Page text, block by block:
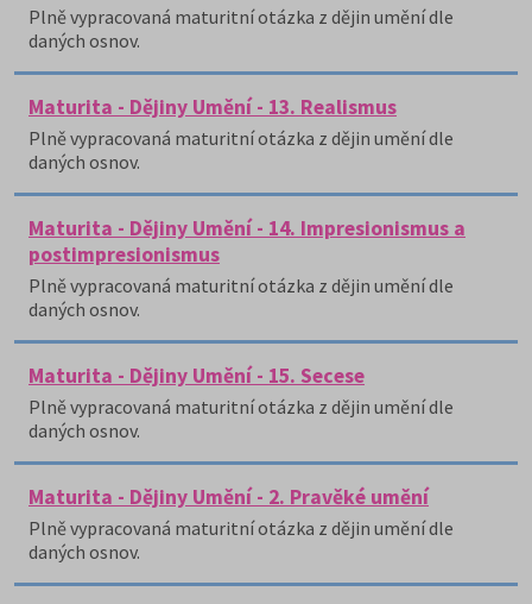
Plně vypracovaná maturitní otázka z dějin umění dle
daných osnov.
Maturita - Dějiny Umění - 13. Realismus
Plně vypracovaná maturitní otázka z dějin umění dle
daných osnov.
Maturita - Dějiny Umění - 14. Impresionismus a
postimpresionismus
Plně vypracovaná maturitní otázka z dějin umění dle
daných osnov.
Maturita - Dějiny Umění - 15. Secese
Plně vypracovaná maturitní otázka z dějin umění dle
daných osnov.
Maturita - Dějiny Umění - 2. Pravěké umění
Plně vypracovaná maturitní otázka z dějin umění dle
daných osnov.